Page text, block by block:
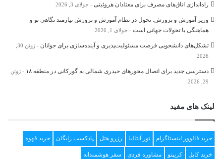
راه‌اندازی اتاق‌های مصرف برای معتادان هروئینی جولای 3, 2026
وزیر آموزش و پرورش: تحول در نظام آموزش و پرورش نیازمند نگاهی نو و
هماهنگی با تحولات جهانی است
جولای 1, 2026
تشکل‌های دانشجویی فرصت مسئولیت‌پذیری و آینده‌سازی برای جوانان
2026
دسترسی جدید برای اتصال محور‌های حیدری شمالی به گورکانی در منطقه ۱۸
ژوئن
29, 2026
لینک های مفید
خرید فالوور اینستاگرام تور آنتالیا رزرو هتل پادکست رایگان خرید قهوه
خرید کابل کریپتو مشاوره فردی سفر هوشمندانه